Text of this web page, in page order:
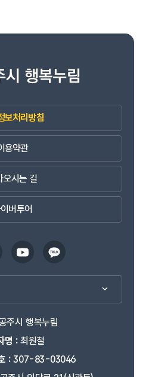
보처리방침
용약관
오시는 길
버투어
주시 행복누림
명 :최원철
:307-83-03046